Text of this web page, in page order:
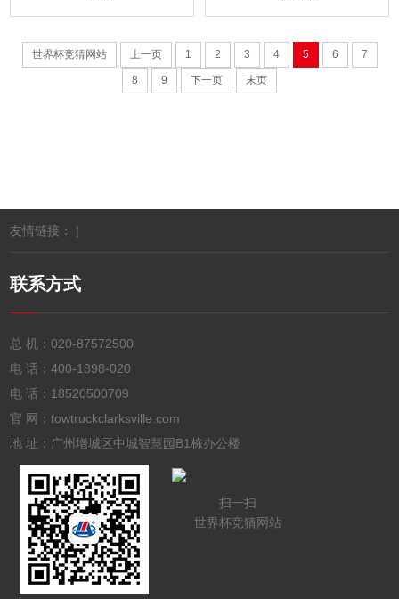
世界杯竞猜网站 上一页 1 2 3 4 5 6 7
8 9 下一页 末页
友情链接： |
联系方式
总 机：020-87572500
电 话：400-1898-020
电 话： 18520500709
官 网：towtruckclarksville.com
地 址：广州增城区中城智慧园B1栋办公楼
扫一扫
世界杯竞猜网站